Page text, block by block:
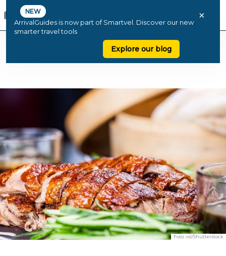
NEW
ArrivalGuides is now part of Smartvel. Discover our new
smarter travel tools
Explore our blog
×
Foto:vsl/Shutterstock